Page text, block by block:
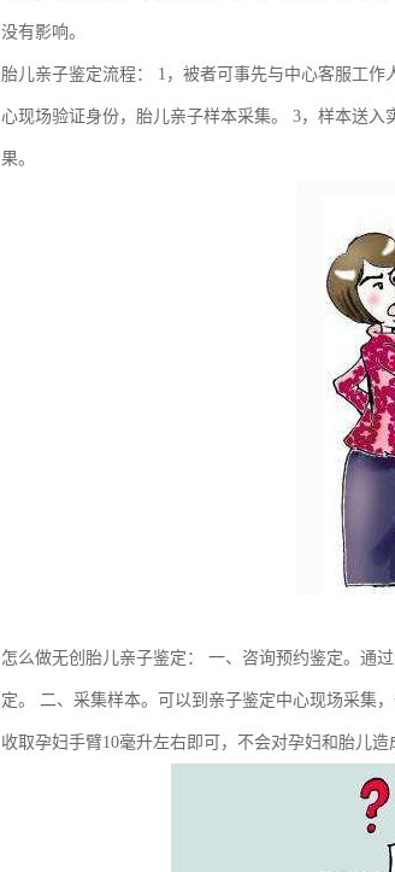
没有影响。
胎儿亲子鉴定流程： 1，被者可事先与中心客服工
心现场验证身份，胎儿亲子样本采集。 3，样本送
果。
怎么做无创胎儿亲子鉴定： 一、咨询预约鉴定。通
定。 二、采集样本。可以到亲子鉴定中心现场采集
收取孕妇手臂10毫升左右即可，不会对孕妇和胎儿